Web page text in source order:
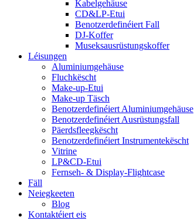
Kabelgehäuse
CD&LP-Etui
Benotzerdefinéiert Fall
DJ-Koffer
Museksausrüstungskoffer
Léisungen
Aluminiumgehäuse
Fluchkëscht
Make-up-Etui
Make-up Täsch
Benotzerdefinéiert Aluminiumgehäuse
Benotzerdefinéiert Ausrüstungsfall
Päerdsfleegkëscht
Benotzerdefinéiert Instrumentekëscht
Vitrine
LP&CD-Etui
Fernseh- & Display-Flightcase
Fäll
Neiegkeeten
Blog
Kontaktéiert eis